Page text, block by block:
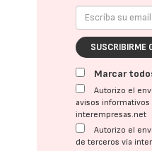
SUSCRIBIRME
Marcar
Autorizo el
avisos
interempresas.net
Autorizo el
de terceros vía